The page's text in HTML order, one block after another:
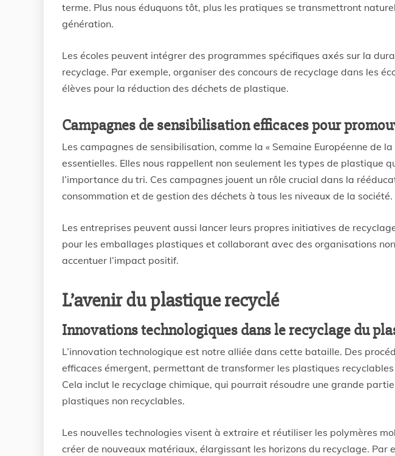
terme. Plus nous éduquons tôt, plus les pratiques se transmettront
génération.
Les écoles peuvent intégrer des programmes spécifiques axés sur la
recyclage. Par exemple, organiser des concours de recyclage dans les
élèves pour la réduction des déchets de plastique.
Campagnes de sensibilisation efficaces pour
Les campagnes de sensibilisation, comme la « Semaine Européenne de
essentielles. Elles nous rappellent non seulement les types de plastique
l’importance du tri. Ces campagnes jouent un rôle crucial dans la
consommation et de gestion des déchets à tous les niveaux de la société.
Les entreprises peuvent aussi lancer leurs propres initiatives de
pour les emballages plastiques et collaborant avec des organisations
accentuer l’impact positif.
L’avenir du plastique recyclé
Innovations technologiques dans le recyclage du
L’innovation technologique est notre alliée dans cette bataille. Des
efficaces émergent, permettant de transformer les plastiques
Cela inclut le recyclage chimique, qui pourrait résoudre une grande
plastiques non recyclables.
Les nouvelles technologies visent à extraire et réutiliser les polymères
créer de nouveaux matériaux, élargissant les horizons du recyclage. Par